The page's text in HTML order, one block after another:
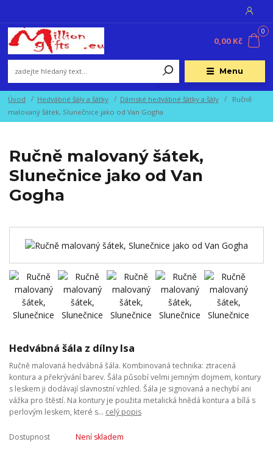
Menu
0
0,00 Kč
Úvod Hedvábné šály a šátky Dámské hedvábné šátky a šály
Ručně
malovaný šátek, Slunečnice jako od Van Gogha
Ručně malovaný šátek,
Slunečnice jako od Van
Gogha
Hedvábná šála z dílny Isa
Ručně malovaná hedvábná šála. Kombinovaná technika: ztracená
kontura a překrývání barev. Šála působí velmi jemným dojmem, kontury
s leskem ji dodávají slavnostní vzhled. Šála je signovaná a nechybí ani
vážka pro štěstí. Na kontury je použita metalická hnědá kontura a bílá s
perlovým leskem, které s... celý popis
Dostupnost Není skladem